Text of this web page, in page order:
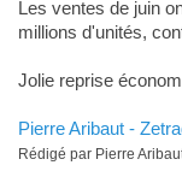
Les ventes de juin
millions d'unités,
Jolie reprise
Pierre Aribaut -
Rédigé par Pierre